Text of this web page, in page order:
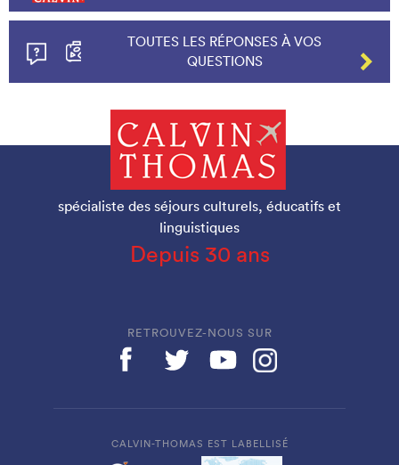
TOUTES LES RÉPONSES À VOS
QUESTIONS
spécialiste des séjours culturels, éducatifs et
linguistiques
Depuis 30 ans
RETROUVEZ-NOUS SUR
CALVIN-THOMAS EST LABELLISÉ